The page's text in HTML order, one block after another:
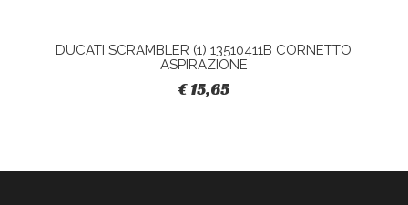
DUCATI SCRAMBLER (1) 13510411B CORNETTO
ASPIRAZIONE
€ 15,65